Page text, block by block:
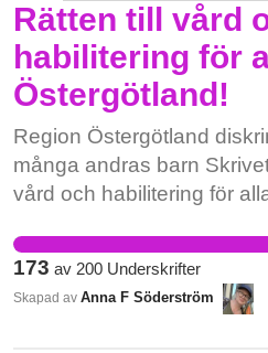
Rätten till vård
habilitering för
Östergötland!
Region Östergötland
många andras barn
vård och habilitering för
vårduppdraget för en
Resonemanget bakom
anmärkningsvärd
173 av 200 Underskrifter
Skapad av Anna F Söderström